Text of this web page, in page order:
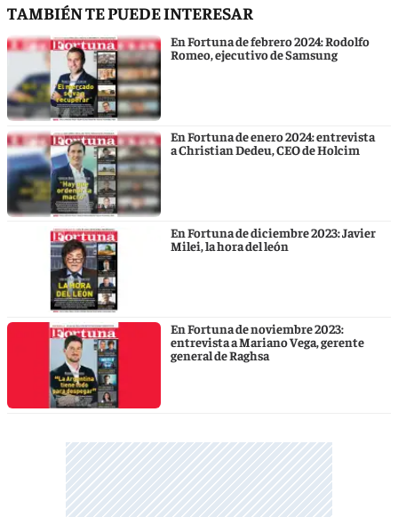
TAMBIÉN TE PUEDE INTERESAR
En Fortuna de febrero 2024: Rodolfo
Romeo, ejecutivo de Samsung
En Fortuna de enero 2024: entrevista
a Christian Dedeu, CEO de Holcim
En Fortuna de diciembre 2023: Javier
Milei, la hora del león
En Fortuna de noviembre 2023:
entrevista a Mariano Vega, gerente
general de Raghsa